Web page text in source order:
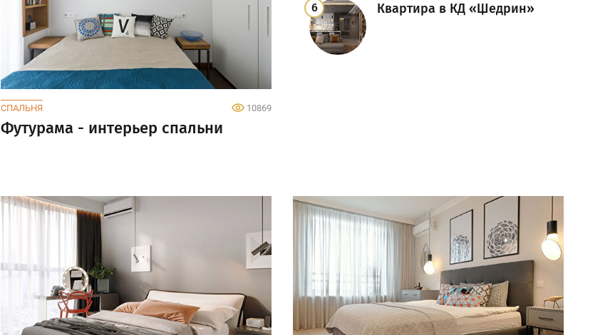
Квартира в КД «Щедрин»
СПАЛЬНЯ 10869
Футурама - интерьер спальни